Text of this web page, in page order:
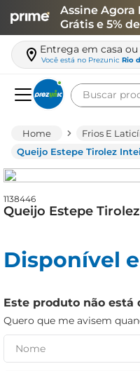
Assine Agora
Grátis e 5%
Entrega em casa
Você está no Prezunic Rio
Buscar
Frios E
Queijo Estepe Tirolez
1138446
Queijo Estepe
Disponível
Este produto não
Quero que me avisem
leite
queijo
azeite
papel higiênico
cerveja